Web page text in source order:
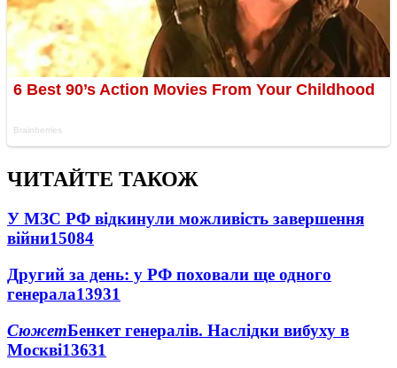
ЧИТАЙТЕ ТАКОЖ
У МЗС РФ відкинули можливість завершення
війни15084
Другий за день: у РФ поховали ще одного
генерала13931
СюжетБенкет генералів. Наслідки вибуху в
Москві13631